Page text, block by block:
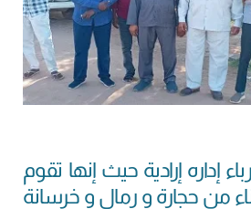
إداره إرادية حيث إنها تقوم
من حجارة و رمال و خرسانة